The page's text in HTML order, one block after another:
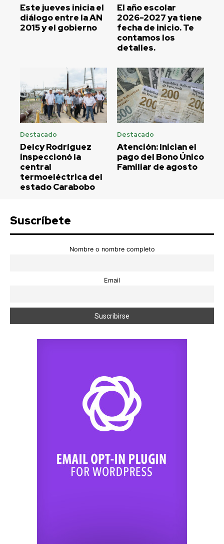
Este jueves inicia el
diálogo entre la AN
2015 y el gobierno
El año escolar
2026-2027 ya tiene
fecha de inicio. Te
contamos los
detalles.
Destacado
Delcy Rodríguez
inspeccionó la
central
termoeléctrica del
estado Carabobo
Destacado
Atención: Inician el
pago del Bono Único
Familiar de agosto
Suscríbete
Nombre o nombre completo
Email